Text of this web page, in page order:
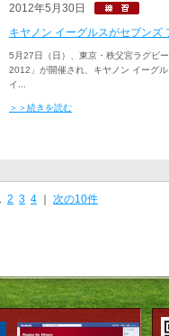
2012年5月30日
キヤノン イーグルスがセブン
5月27日（日）、東京・秩父宮ラグビ
2012」が開催され、キヤノン イーグ
イ...
＞＞続きを読む
2 3 4 ｜ 次の10件